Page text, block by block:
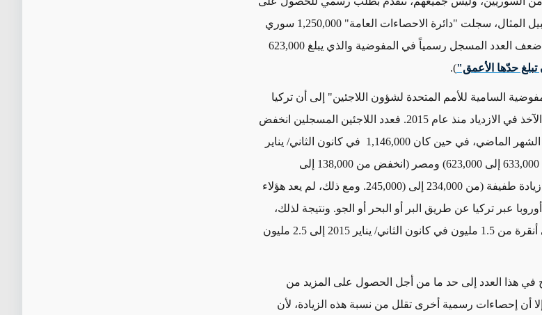
المثال، سجلت "دائرة الاحصاءات العامة"1,250,000 سوري
ضعف العدد المسجل رسمياً في المفوضية والذي يبلغ623,000
تبلغ حدّها الأعمق").
السامية للأمم المتحدة لشؤون اللاجئين" إلى أن تركيا
تحملت الجزء الأكبر من التدفق الآخذ في الازدياد منذ عام 2015. فعدد اللاجئين المسجلين انخفض
الشهر الماضي، في حين كان1,146,000 في كانون الثاني/ يناير
633,000 إلى623,000) ومصر (انخفض من138,000 إلى
طفيفة (من234,000 إلى(245,000
. ومع ذلك، لم يعد هؤلاء
عبر تركيا عن طريق البر أو البحر أو الجو. ونتيجة لذلك،
ارتفع عدد اللاجئين المزعوم في أنقرة من 1.5 مليون في كانون الثاني/ يناير 2015 إلى 2.5 مليون
في هذا العدد إلى حد ما من أجل الحصول على المزيد من
إلا أن إحصاءات رسمية أخرى تقلل من نسبة هذه الزيادة، لأن